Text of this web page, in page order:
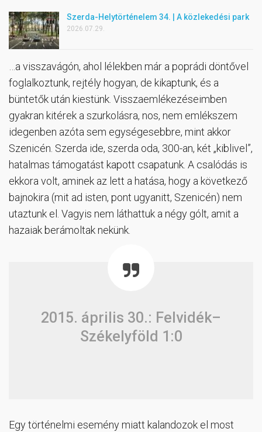
Szerda-Helytörténelem 34. | A közlekedési park
2026.07.29.
…a visszavágón, ahol lélekben már a poprádi döntővel
foglalkoztunk, rejtély hogyan, de kikaptunk, és a
büntetők után kiestünk. Visszaemlékezéseimben
gyakran kitérek a szurkolásra, nos, nem emlékszem
idegenben azóta sem egységesebbre, mint akkor
Szenicén. Szerda ide, szerda oda, 300-an, két „kiblivel”,
hatalmas támogatást kapott csapatunk. A csalódás is
ekkora volt, aminek az lett a hatása, hogy a következő
bajnokira (mit ad isten, pont ugyanitt, Szenicén) nem
utaztunk el. Vagyis nem láthattuk a négy gólt, amit a
hazaiak berámoltak nekünk.
2015. április 30.: Felvidék–
Székelyföld 1:0
Egy történelmi esemény miatt kalandozok el most